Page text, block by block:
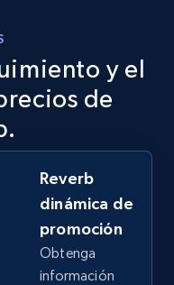
Seller rating,
category, and
ahora
using
y el
de
Reverb
dinámica de
promoción
Obtenga
información